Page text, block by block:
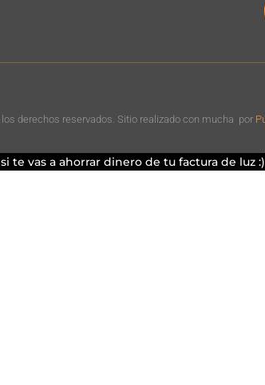
derechos reservados. Sitio realizado con mucha por
te vas a ahorrar dinero de tu factura de luz :)